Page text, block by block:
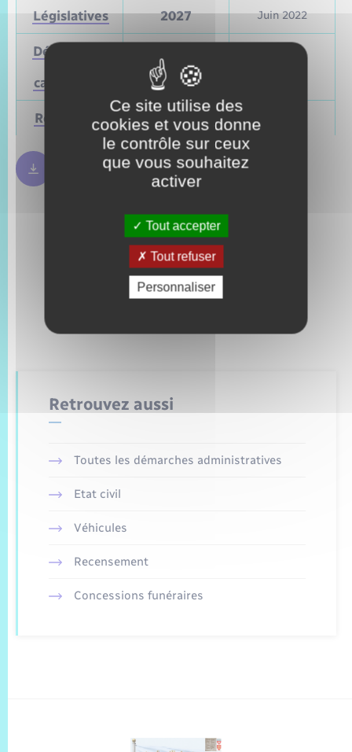
Législatives 2027 Juin 2022
Départementales
cantonales)
Mars 2028
Régionales Mars 2028
Règles bulletin de vote 250.09 Ko
Retrouvez aussi
Toutes les démarches administratives
Etat civil
Véhicules
Recensement
Concessions funéraires
Ce site utilise des
cookies et vous donne
le contrôle sur ceux
que vous souhaitez
activer
Tout accepter
Tout refuser
Personnaliser